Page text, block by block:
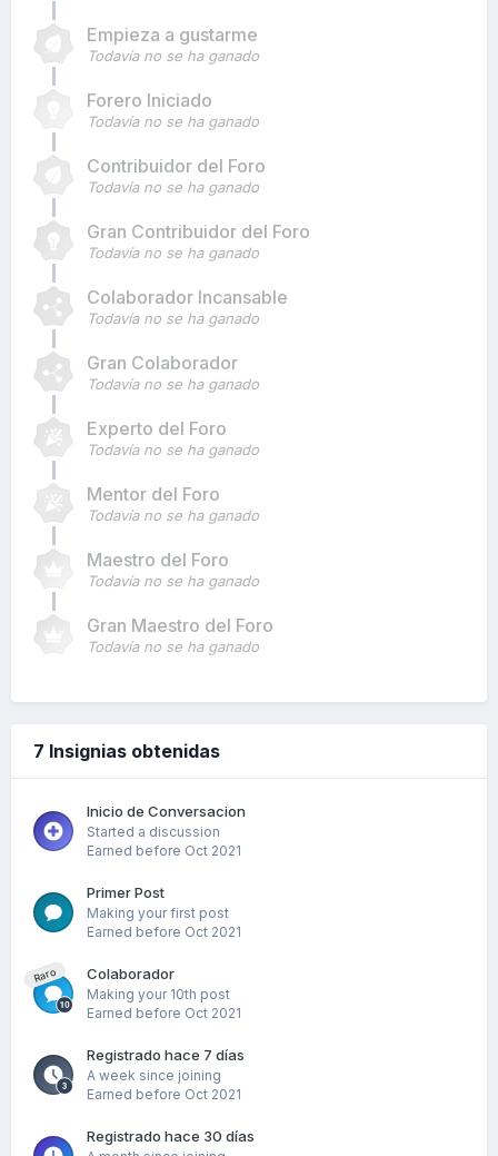
Empieza a gustarme
Todavía no se ha ganado
Forero Iniciado
Todavía no se ha ganado
Contribuidor del Foro
Todavía no se ha ganado
Gran Contribuidor del Foro
Todavía no se ha ganado
Colaborador Incansable
Todavía no se ha ganado
Gran Colaborador
Todavía no se ha ganado
Experto del Foro
Todavía no se ha ganado
Mentor del Foro
Todavía no se ha ganado
Maestro del Foro
Todavía no se ha ganado
Gran Maestro del Foro
Todavía no se ha ganado
7 Insignias obtenidas
Inicio de Conversacion
Started a discussion
Earned before Oct 2021
Primer Post
Making your first post
Earned before Oct 2021
Raro Colaborador
Making your 10th post
Earned before Oct 2021
Registrado hace 7 días
A week since joining
Earned before Oct 2021
Registrado hace 30 días